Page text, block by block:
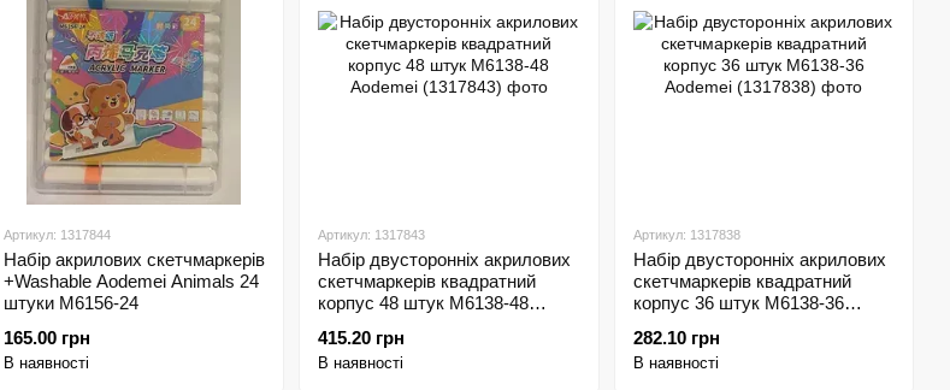
Артикул: 1317844
Набір акрилових скетчмаркерів
+Washable Aodemei Animals 24
штуки M6156-24
165.00 грн
В наявності
Артикул: 1317843
Набір двусторонніх акрилових
скетчмаркерів квадратний
корпус 48 штук M6138-48
415.20 грн
В наявності
Артикул: 1317838
Набір двусторонніх акрилових
скетчмаркерів квадратний
корпус 36 штук M6138-36
282.10 грн
В наявності